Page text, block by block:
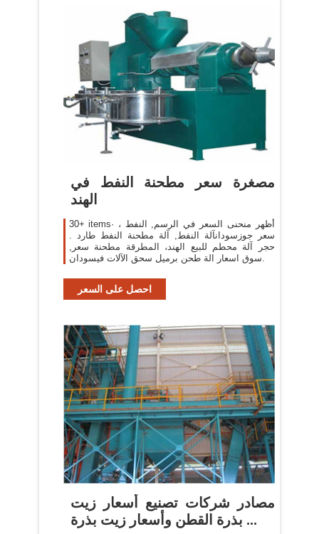
مصغرة سعر مطحنة النفط في
الهند
30+ items· أظهر منحنى السعر في الرسم, النفط ،
سعر جوزسودانآلة النفط, آلة مطحنة النفط طارد .
حجر آلة محطم للبيع الهند، المطرقة مطحنة سعر,
سوق اسعار الة طحن برميل سحق الآلات فيسودان.
احصل على السعر
مصادر شركات تصنيع أسعار زيت
بذرة القطن وأسعار زيت بذرة ...